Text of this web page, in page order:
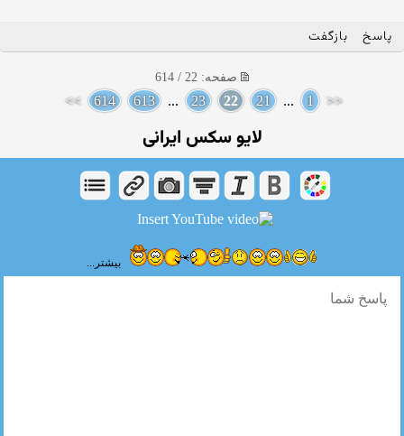
پاسخ بازگفت
صفحه: 22 / 614
<<
1
...
21
22
23
...
613
614
>>
لایو سکس ایرانی
بیشتر...